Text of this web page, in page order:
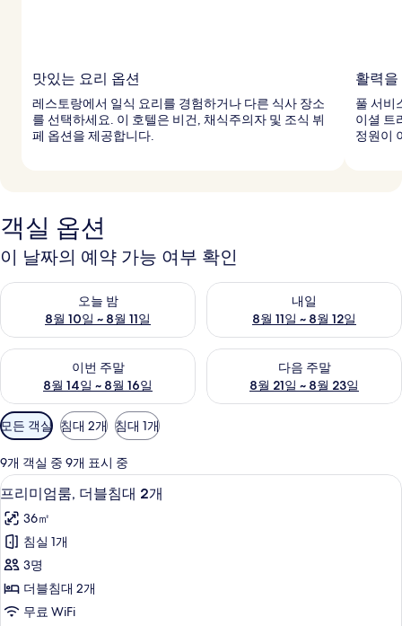
맛있는 요리 옵션
레스토랑에서 일식 요리를 경험하거나 다른 식사 장소
를 선택하세요. 이 호텔은 비건, 채식주의자 및 조식 뷔
페 옵션을 제공합니다.
활력
풀 서비
이셜 트
정원이
객실 옵션
이 날짜의 예약 가능 여부 확인
오늘 밤
8월 10일 ~ 8월 11일
오늘 밤 예약 가능 여부 확인, 8월 10일 ~ 8월 11일
내일
8월 11일 ~ 8월 12일
내일 예약 가능 여부 확인, 8월
이번 주말
8월 14일 ~ 8월 16일
이번 주말 예약 가능 여부 확인, 8월 14일 ~ 8월 16일
다음 주말
8월 21일 ~ 8월 23일
다음 주말 예약 가능 여부 확인
객
실
에
사
용
가
능
한
터
모든 객실 침대 2개 침대 1개
9개 객실 중 9개 표시 중
프
리
미
엄
룸,
더
미니바, 객실 내 금고, 책상, 노트북 작
8
프리미엄룸, 더블침대 2개
36㎡
침실 1개
3명
더블침대 2개
무료 WiFi